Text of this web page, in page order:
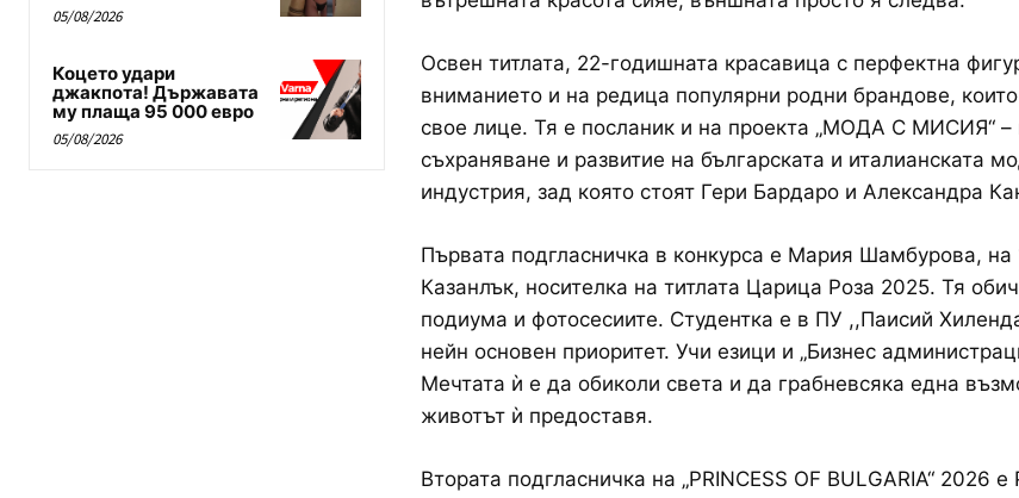
05/08/2026
Коцето удари
джакпота! Държавата
му плаща 95 000 евро
05/08/2026
Освен титлата, 22-годишната красавица с перфектна
вниманието и на редица популярни родни брандове,
свое лице. Тя е посланик и на проекта „МОДА С МИСИЯ“ –
съхраняване и развитие на българската и италианската
индустрия, зад която стоят Гери Бардаро и Александра
Първата подгласничка в конкурса е Мария Шамбурова, на
Казанлък, носителка на титлата Царица Роза 2025. Тя
подиума и фотосесиите. Студентка е в ПУ ,,Паисий
нейн основен приоритет. Учи езици и „Бизнес
Мечтата ѝ е да обиколи света и да грабневсяка една
животът ѝ предоставя.
Втората подгласничка на „PRINCESS OF BULGARIA“ 2026